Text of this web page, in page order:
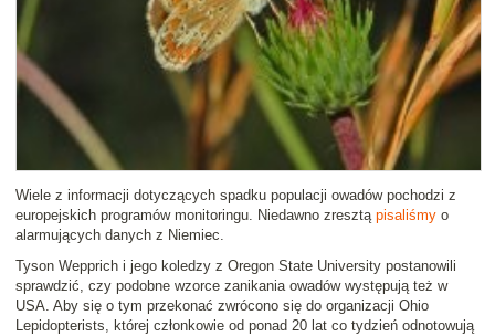
Wiele z informacji dotyczących spadku populacji owadów pochodzi z
europejskich programów monitoringu. Niedawno zresztą pisaliśmy o
alarmujących danych z Niemiec.
Tyson Wepprich i jego koledzy z Oregon State University postanowili
sprawdzić, czy podobne wzorce zanikania owadów występują też w
USA. Aby się o tym przekonać zwrócono się do organizacji Ohio
Lepidopterists, której członkowie od ponad 20 lat co tydzień odnotowują